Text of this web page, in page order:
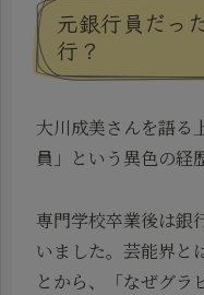
元銀行員だっ
行？
大川成美さんを語る
員」という異色の経
専門学校卒業後は銀
いました。芸能界と
とから、「なぜグラ